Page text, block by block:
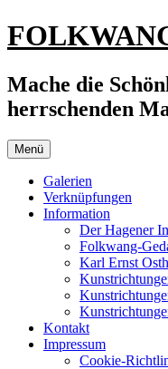
Zum
Inhalt
Mache die
herrschenden
Menü
Galerien
Verknüpfungen
Information
Der Hagener
Folkwang-
Karl Ernst
Kontakt
Impressum
Cookie-